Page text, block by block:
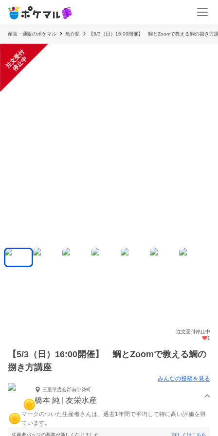
産直・通販のポケマル 魚介類 【5/3（日）16:00開催】 鯛とZoomで教える鯛の捌き方
注
文
受
付
停
止
中
注文受付停止中
1
【5/3（日）16:00開催】 鯛とZoomで教える鯛の
捌き方講座
みんなの投稿を見る
三重県度会郡南伊勢町
橋本 純 | 友栄水産
マークのついた生産者さんは、過去1年間で平均して特に高い評価を得
ています。
生産者バッジの基準が新しくなりました。 詳しくはこちら